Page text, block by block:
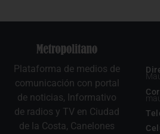
Plataforma de medios de
comunicación con portal
de noticias, Informativo
de radios y TV en Ciudad
de la Costa, Canelones